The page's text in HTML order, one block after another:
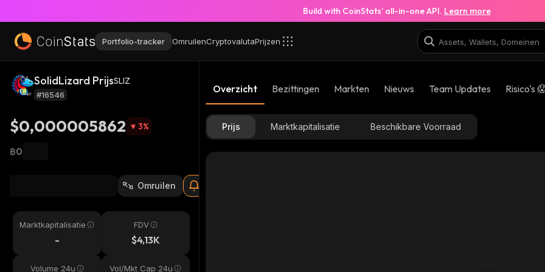
Build with CoinStats’ all-in-one API. Learn more
Portfolio-tracker OmruilenCryptovalutaPrijzen
SolidLizard PrijsSLIZ
#16546
$0,000005862 3%
฿0
Omruilen
Marktkapitalisatie
-
FDV
$4,13K
Volume 24u Vol/Mkt Cap 24u
Overzicht Bezittingen Markten Nieuws Team Updates Risico's
Prijs Marktkapitalisatie Beschikbare Voorraad